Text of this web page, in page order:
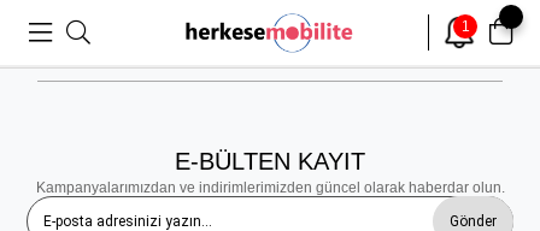
1
E-BÜLTEN KAYIT
Kampanyalarımızdan ve indirimlerimizden güncel olarak haberdar olun.
Gönder